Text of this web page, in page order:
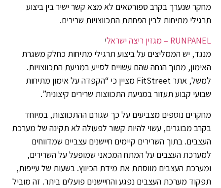
מחקר שנערך בקרב ספורטאים לא מצא קשר ישיר בין ביצוע
תרגילי מתיחות לבין הפחתת התכווצויות שרירים.
RUNPANEL – מגזין ריצה ישראל
י
מנגד, יש הממליצים על ביצוע תרגילי מתיחות כחלק משגרת
האימון, מתוך הנחה שהם עשויים לסייע במניעת התכווצויות.
למשל, אתר FitStreet מציין כי “הקפדה על אימון מתיחות
שבועי קבוע תעזור במניעת התכווצות שרירים קיצונית”.
מחקרים נוספים מצביעים על כך שגורם ההתכווצות, במיוחד
בקרב מבוגרים, עשוי להיות קשור לפעולה לא תקינה של מערכת
העצבים. בתוך השרירים קיימים חיישנים עצביים שמדווחים
למערכת העצבים על המתח המכאני שמופעל על השרירים,
ומערכת העצבים מווסתת את מידת הכיווץ. בשעות של עייפות,
תפקוד מערכת העצבים נפגע והחיישנים פועלים ביתר. זה מוביל